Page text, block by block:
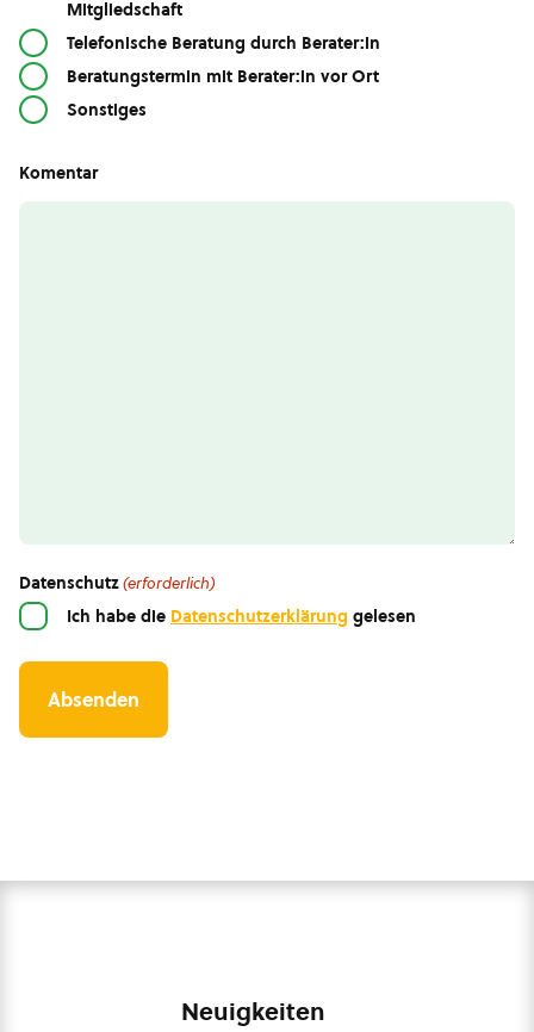
Mitgliedschaft
Telefonische Beratung durch Berater:in
Beratungstermin mit Berater:in vor Ort
Sonstiges
Komentar
Datenschutz(erforderlich)
Ich habe die Datenschutzerklärung gelesen
Neuigkeiten